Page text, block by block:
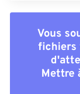
Vous
fichiers
Mettre